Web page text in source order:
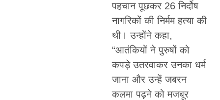
पहचान पूछकर 26 निर्दोष
नागरिकों की निर्मम हत्या की
थी। उन्होंने कहा,
“आतंकियों ने पुरुषों को
कपड़े उतरवाकर उनका धर्म
जाना और उन्हें जबरन
कलमा पढ़ने को मजबूर